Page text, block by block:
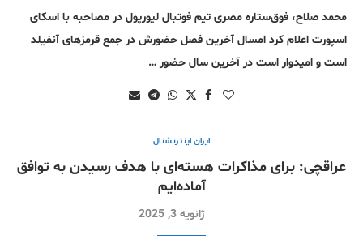
محمد صلاح، فوق‌ستاره مصری تیم فوتبال لیورپول در مصاحبه با اسکای
اسپورت اعلام کرد امسال آخرین فصل حضورش در جمع قرمزهای آنفیلد
است و امیدوار است در آخرین سال حضور …
ایران اینترنشنال
عراقچی: برای مذاکرات هسته‌ای با هدف رسیدن به توافق
آماده‌ایم
ژانویه 3, 2025